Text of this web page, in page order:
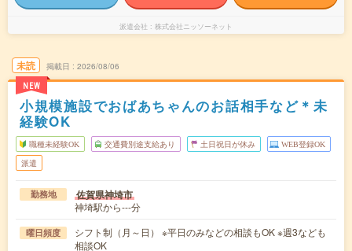
派遣会社 株式会社ニッソーネット
未読
NEW
掲載日 2026/08/06
小規模施設でおばあちゃんのお話相手など＊未
経験OK
職種未経験OK 交通費別途支給あり 土日祝日が休み WEB登録OK
派遣
勤務地 佐賀県神埼市
神埼駅から---分
曜日頻度
シフト制（月～日） ※平日のみなどの相談もOK ※週3なども
相談OK